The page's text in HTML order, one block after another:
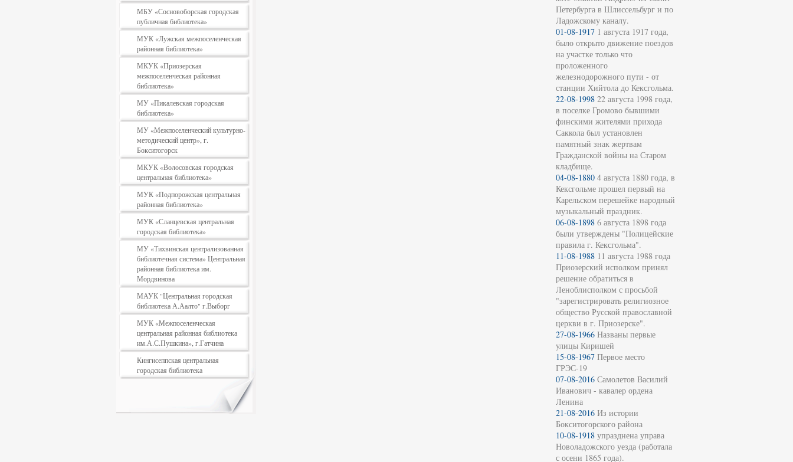
МБУ «Сосновоборская городская
публичная библиотека»
МУК «Лужская межпоселенческая
районная библиотека»
МКУК «Приозерская
межпоселенческая районная
библиотека»
МУ «Пикалевская городская
библиотека»
МУ «Межпоселенческий культурно-
методический центр», г.
Бокситогорск
МКУК «Волосовская городская
центральная библиотека»
МУК «Подпорожская центральная
районная библиотека»
МУК «Сланцевская центральная
городская библиотека»
МУ «Тихвинская централизованная
библиотечная система» Центральная
районная библиотека им.
Мордвинова
МАУК "Центральная городская
библиотека А.Аалто" г.Выборг
МУК «Межпоселенческая
центральная районная библиотека
им.А.С.Пушкина», г.Гатчина
Кингисеппская центральная
городская библиотека
Петербурга в Шлиссельбург и по
Ладожскому каналу.
01-08-1917 1 августа 1917 года,
было открыто движение поездов
на участке только что
проложенного
железнодорожного пути - от
станции Хийтола до Кексгольма.
22-08-1998 22 августа 1998 года,
в поселке Громово бывшими
финскими жителями прихода
Саккола был установлен
памятный знак жертвам
Гражданской войны на Старом
кладбище.
04-08-1880 4 августа 1880 года, в
Кексгольме прошел первый на
Карельском перешейке народный
музыкальный праздник.
06-08-1898 6 августа 1898 года
были утверждены "Полицейские
правила г. Кексгольма".
11-08-1988 11 августа 1988 года
Приозерский исполком принял
решение обратиться в
Леноблисполком с просьбой
"зарегистрировать религиозное
общество Русской православной
церкви в г. Приозерске".
27-08-1966 Названы первые
улицы Киришей
15-08-1967 Первое место
ГРЭС-19
07-08-2016 Самолетов Василий
Иванович - кавалер ордена
Ленина
21-08-2016 Из истории
Бокситогорского района
10-08-1918 упразднена управа
Новоладожского уезда (работала
с осени 1865 года).